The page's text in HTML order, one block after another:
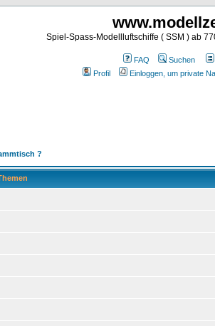
Spiel-Spass-Modellluftschiffe ( SSM ) ab
FAQ Suchen
Profil
Einloggen, um private
?